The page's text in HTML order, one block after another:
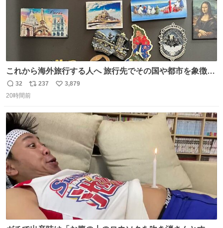
これから海外旅行する人へ 旅行先でその国や都市を象徴す
る マグネットを買って欲しい。 僕は交換留学してた1年間
で20カ国回ったけど、旅行先で必ずマグネットを買い、今
どそれぞれのマグネットを見る度に旅の思い出が鮮明によ
みがえります。
返
信
32
リ
ポ
ト
数
237
い
数
3,879
20時間前